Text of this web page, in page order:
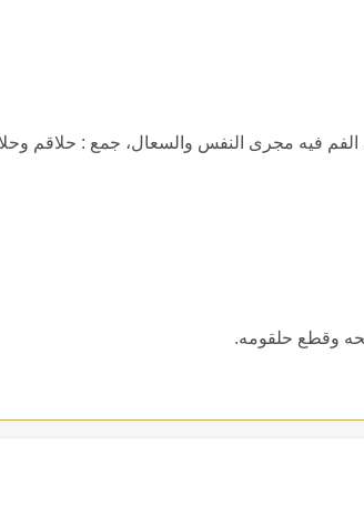
فيه مجرى النفس والسعال، جمع : حلاقم
وقطع حلقومه.